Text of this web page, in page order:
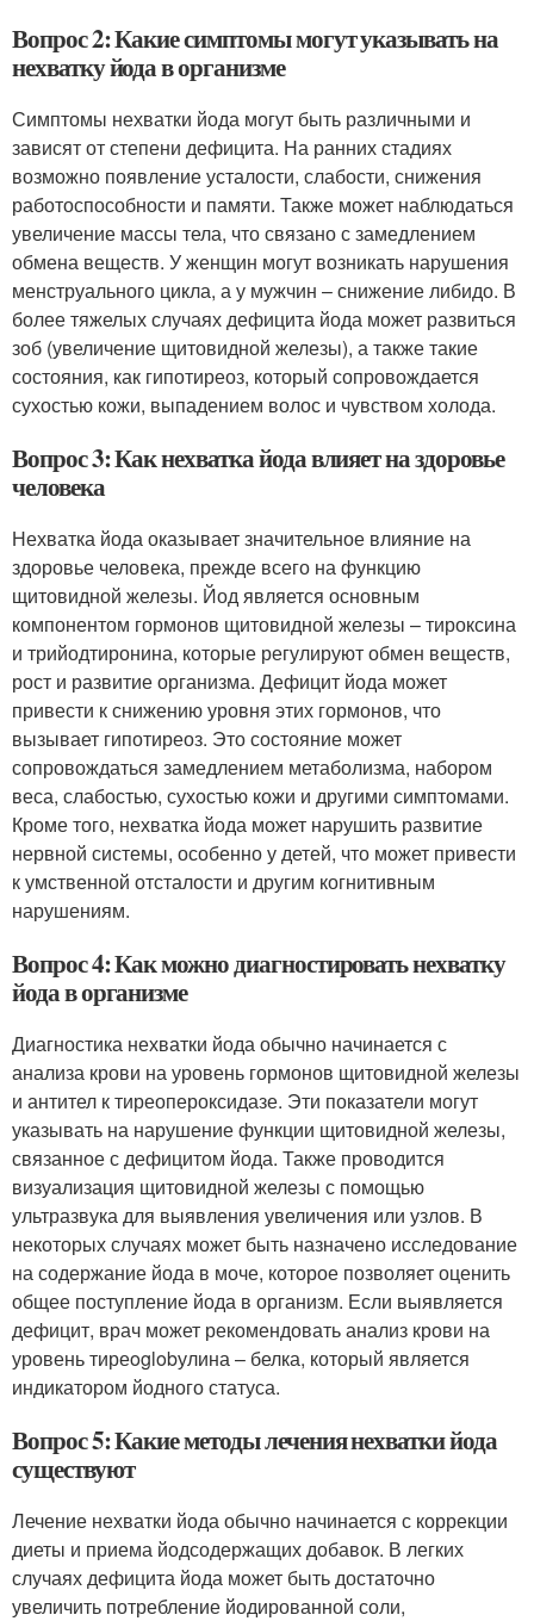
Вопрос 2: Какие симптомы могут указывать на
нехватку йода в организме
Симптомы нехватки йода могут быть различными и
зависят от степени дефицита. На ранних стадиях
возможно появление усталости, слабости, снижения
работоспособности и памяти. Также может наблюдаться
увеличение массы тела, что связано с замедлением
обмена веществ. У женщин могут возникать нарушения
менструального цикла, а у мужчин – снижение либидо. В
более тяжелых случаях дефицита йода может развиться
зоб (увеличение щитовидной железы), а также такие
состояния, как гипотиреоз, который сопровождается
сухостью кожи, выпадением волос и чувством холода.
Вопрос 3: Как нехватка йода влияет на здоровье
человека
Нехватка йода оказывает значительное влияние на
здоровье человека, прежде всего на функцию
щитовидной железы. Йод является основным
компонентом гормонов щитовидной железы – тироксина
и трийодтиронина, которые регулируют обмен веществ,
рост и развитие организма. Дефицит йода может
привести к снижению уровня этих гормонов, что
вызывает гипотиреоз. Это состояние может
сопровождаться замедлением метаболизма, набором
веса, слабостью, сухостью кожи и другими симптомами.
Кроме того, нехватка йода может нарушить развитие
нервной системы, особенно у детей, что может привести
к умственной отсталости и другим когнитивным
нарушениям.
Вопрос 4: Как можно диагностировать нехватку
йода в организме
Диагностика нехватки йода обычно начинается с
анализа крови на уровень гормонов щитовидной железы
и антител к тиреопероксидазе. Эти показатели могут
указывать на нарушение функции щитовидной железы,
связанное с дефицитом йода. Также проводится
визуализация щитовидной железы с помощью
ультразвука для выявления увеличения или узлов. В
некоторых случаях может быть назначено исследование
на содержание йода в моче, которое позволяет оценить
общее поступление йода в организм. Если выявляется
дефицит, врач может рекомендовать анализ крови на
уровень тиреoglobулина – белка, который является
индикатором йодного статуса.
Вопрос 5: Какие методы лечения нехватки йода
существуют
Лечение нехватки йода обычно начинается с коррекции
диеты и приема йодсодержащих добавок. В легких
случаях дефицита йода может быть достаточно
увеличить потребление йодированной соли,